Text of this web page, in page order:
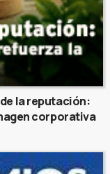
la reputación:
corporativa